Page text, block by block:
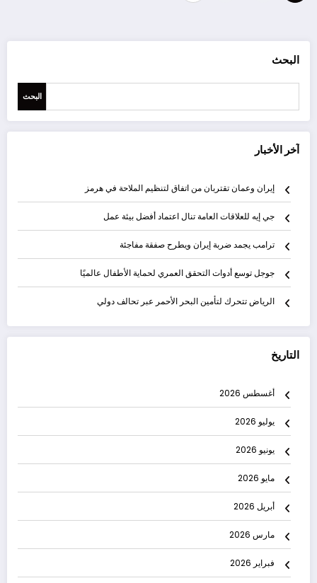
البحث
البحث
آخر الأخبار
إيران وعمان تقتربان من اتفاق لتنظيم الملاحة في هرمز
جي إيه للعلاقات العامة تنال اعتماد أفضل بيئة عمل
ترامب يجمد ضربة إيران ويطرح صفقة مفاجئة
جوجل توسع أدوات التحقق العمري لحماية الأطفال عالميًا
الرياض تتحرك لتأمين البحر الأحمر عبر تحالف دولي
التاريخ
أغسطس 2026
يوليو 2026
يونيو 2026
مايو 2026
أبريل 2026
مارس 2026
فبراير 2026